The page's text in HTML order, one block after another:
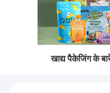
खाद्य पैकेजिंग के